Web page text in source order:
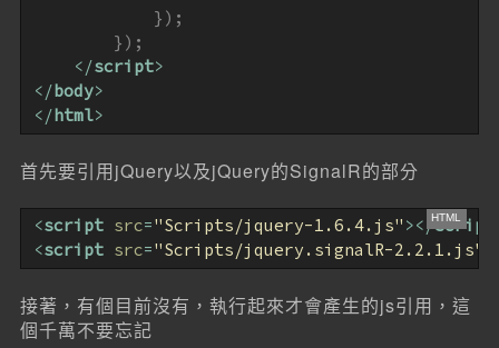
            });
        });
</script>
</body>
</html>
首先要引用jQuery以及jQuery的SignalR的部分
<script src="Scripts/jquery-1.6.4.js" ></script
<script src="Scripts/jquery.signalR-2.2.1.js"
接著，有個目前沒有，執行起來才會產生的js引用，這
個千萬不要忘記